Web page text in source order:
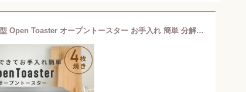
トースター オーブントースター 4枚焼き 小型 Open Toaster オープントースター お手入れ 簡単 分解できる 掃除しやすいYTU-DC130(BG)/(CB) 1300W ハイパワー 30分タイマー 一人暮らし 新生活 山善 YAMAZEN 【送料無料】